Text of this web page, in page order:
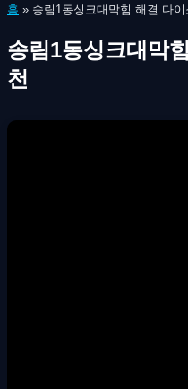
홈 » 송림1동싱크대막힘 해결 다
송림1동싱크대막
천